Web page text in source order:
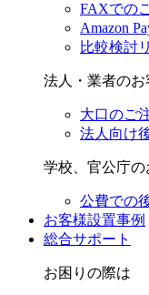
FAXでの
Amazon
比較検討
法人・業者のお
大口のご
法人向け
学校、官公庁の
公費での
お客様設置事例
総合サポート
お困りの際は